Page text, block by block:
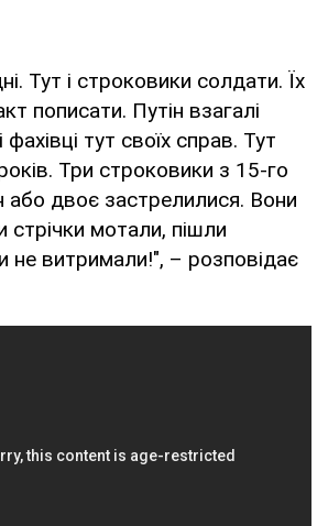
Тут і строковики солдати. Їх
пописати. Путін взагалі
тут своїх справ. Тут
Три строковики з 15-го
або двоє застрелилися. Вони
стрічки мотали, пішли
не витримали!", – розповідає